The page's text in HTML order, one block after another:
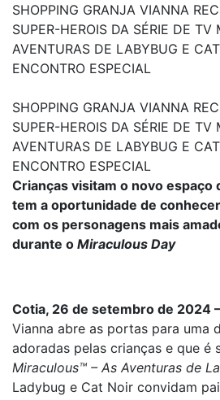
SHOPPING GRANJA VIANNA
SUPER-HEROIS DA SÉRIE DE TV
AVENTURAS DE LABYBUG E
ENCONTRO ESPECIAL
SHOPPING GRANJA VIANNA
SUPER-HEROIS DA SÉRIE DE TV
AVENTURAS DE LABYBUG E
ENCONTRO ESPECIAL
Crianças visitam o novo espaço
tem a oportunidade de
com os personagens mais
durante o Miraculous Day
Cotia, 26 de setembro de 2024 –
Vianna abre as portas para uma
adoradas pelas crianças e que é
Miraculous™ – As Aventuras de
Ladybug e Cat Noir convidam